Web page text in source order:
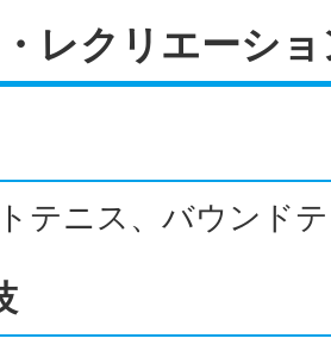
レクリエーショ
テニス、バウンド